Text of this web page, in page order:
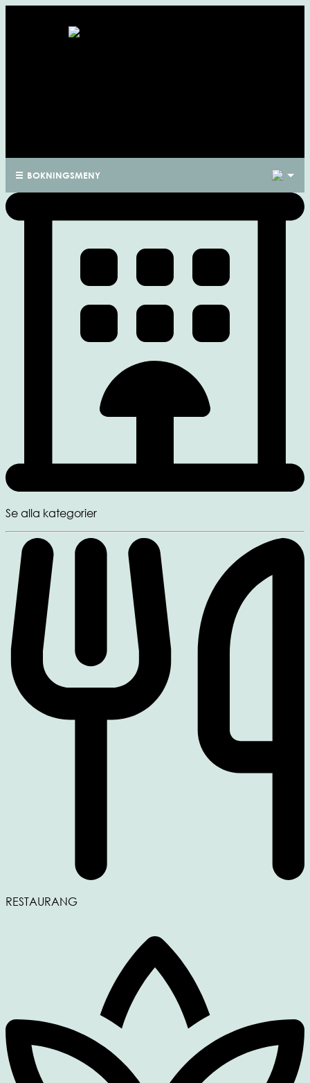
BOKNINGSMENY
Se alla kategorier
RESTAURANG